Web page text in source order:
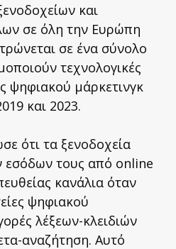
και
σε όλη την Ευρώπη
σε ένα σύνολο
τεχνολογικές
ψηφιακού μάρκετινγκ
και 2023.
ότι τα ξενοδοχεία
εσόδων τους από online
κανάλια όταν
ψηφιακού
λέξεων-κλειδιών
αναζήτηση. Αυτό